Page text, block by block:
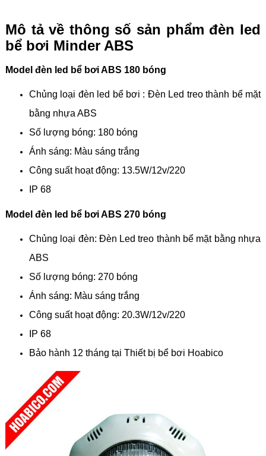
Mô tả về thông số sản phẩm đèn led
bể bơi Minder ABS
Model đèn led bể bơi ABS 180 bóng
Chủng loại đèn led bể bơi : Đèn Led treo thành bể mặt
bằng nhựa ABS
Số lượng bóng: 180 bóng
Ánh sáng: Màu sáng trắng
Công suất hoạt động: 13.5W/12v/220
IP 68
Model đèn led bể bơi ABS 270 bóng
Chủng loại đèn: Đèn Led treo thành bể mặt bằng nhựa
ABS
Số lượng bóng: 270 bóng
Ánh sáng: Màu sáng trắng
Công suất hoạt động: 20.3W/12v/220
IP 68
Bảo hành 12 tháng tại Thiết bị bể bơi Hoabico